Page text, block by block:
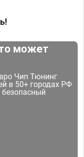
может
Чип Тюнинг
в 50+ городах РФ